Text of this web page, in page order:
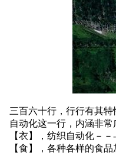
三百六十行，行行有其特
自动化这一行，内涵非
【衣】，纺织自动化－
【食】，各种各样的食